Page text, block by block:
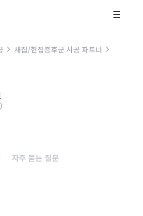
새집/헌집증후군 시공 파트너
)
자주 묻는 질문